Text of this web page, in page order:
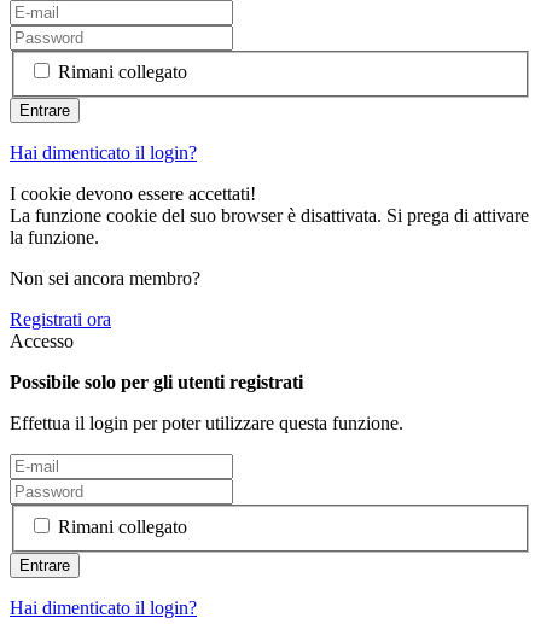
Rimani collegato
Hai dimenticato il login?
I cookie devono essere accettati!
La funzione cookie del suo browser è disattivata. Si prega di attivare
la funzione.
Non sei ancora membro?
Registrati ora
Accesso
Possibile solo per gli utenti registrati
Effettua il login per poter utilizzare questa funzione.
Rimani collegato
Hai dimenticato il login?